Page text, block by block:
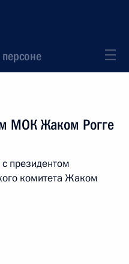
МОК Жаком Рогге
президентом
комитета Жаком